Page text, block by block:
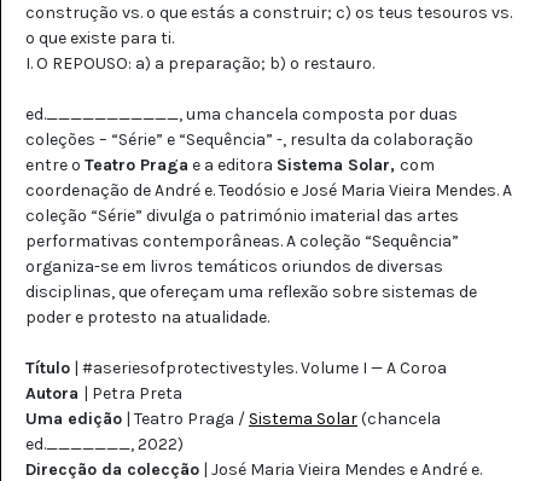
construção vs. o que estás a construir; c) os teus tesouros vs.
o que existe para ti.
I. O REPOUSO: a) a preparação; b) o restauro.
ed.___________, uma chancela composta por duas
coleções – “Série” e “Sequência” -, resulta da colaboração
entre o Teatro Praga e a editora Sistema Solar, com
coordenação de André e. Teodósio e José Maria Vieira Mendes. A
coleção “Série” divulga o património imaterial das artes
performativas contemporâneas. A coleção “Sequência”
organiza-se em livros temáticos oriundos de diversas
disciplinas, que ofereçam uma reflexão sobre sistemas de
poder e protesto na atualidade.
Título | #aseriesofprotectivestyles. Volume I — A Coroa
Autora | Petra Preta
Uma edição | Teatro Praga / Sistema Solar(chancela
ed._______, 2022)
Direcção da colecção | José Maria Vieira Mendes e André e.